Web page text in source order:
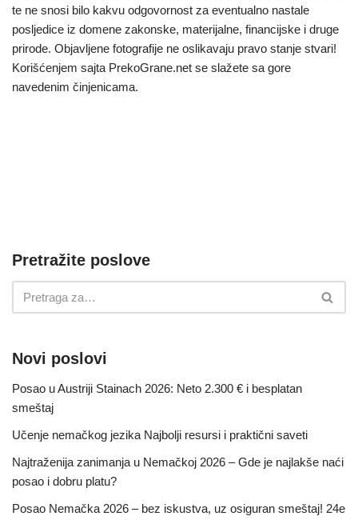
te ne snosi bilo kakvu odgovornost za eventualno nastale
posljedice iz domene zakonske, materijalne, financijske i druge
prirode. Objavljene fotografije ne oslikavaju pravo stanje stvari!
Korišćenjem sajta PrekoGrane.net se slažete sa gore
navedenim činjenicama.
Pretražite poslove
Novi poslovi
Posao u Austriji Stainach 2026: Neto 2.300 € i besplatan
smeštaj
Učenje nemačkog jezika Najbolji resursi i praktični saveti
Najtraženija zanimanja u Nemačkoj 2026 – Gde je najlakše naći
posao i dobru platu?
Posao Nemačka 2026 – bez iskustva, uz osiguran smeštaj! 24e